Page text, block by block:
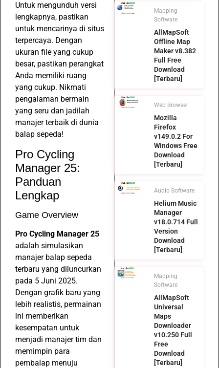
Untuk mengunduh versi
lengkapnya, pastikan
untuk mencarinya di situs
terpercaya. Dengan
ukuran file yang cukup
besar, pastikan perangkat
Anda memiliki ruang
yang cukup. Nikmati
pengalaman bermain
yang seru dan jadilah
manajer terbaik di dunia
balap sepeda!
Pro Cycling
Manager 25:
Panduan
Lengkap
Game Overview
Pro Cycling Manager 25
adalah simulasikan
manajer balap sepeda
terbaru yang diluncurkan
pada 5 Juni 2025.
Dengan grafik baru yang
lebih realistis, permainan
ini memberikan
kesempatan untuk
menjadi manajer tim dan
memimpin para
pembalap menuju
Mapping
Software
AllMapSoft
Offline Map
Maker v8.382
Full Free
Download
[Terbaru]
Web Browser
Mozilla
Firefox
v149.0.2 For
Windows Free
Download
[Terbaru]
Audio Software
Helium Music
Manager
v18.0.714 Full
Version
Download
[Terbaru]
Mapping
Software
AllMapSoft
Universal
Maps
Downloader
v10.250 Full
Free
Download
[Terbaru]